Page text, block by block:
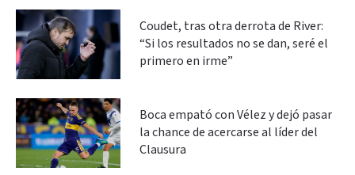
Coudet, tras otra derrota de River:
“Si los resultados no se dan, seré el
primero en irme”
Boca empató con Vélez y dejó pasar
la chance de acercarse al líder del
Clausura